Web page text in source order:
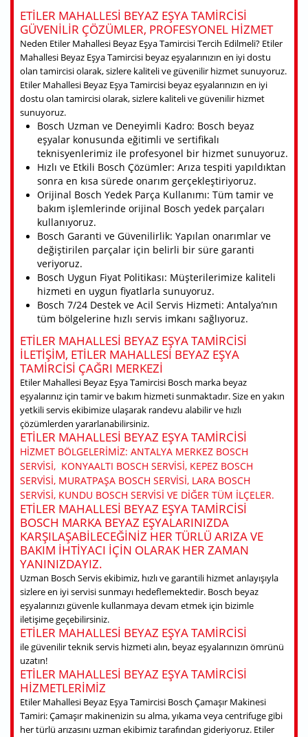
ETILER MAHALLESI BEYAZ EŞYA TAMIRCISI
GÜVENILIR ÇÖZÜMLER, PROFESYONEL HIZMET
Neden Etiler Mahallesi Beyaz Eşya Tamircisi Tercih Edilmeli? Etiler
Mahallesi Beyaz Eşya Tamircisi beyaz eşyalarınızın en iyi dostu
olan tamircisi olarak, sizlere kaliteli ve güvenilir hizmet sunuyoruz.
Etiler Mahallesi Beyaz Eşya Tamircisi beyaz eşyalarınızın en iyi
dostu olan tamircisi olarak, sizlere kaliteli ve güvenilir hizmet
sunuyoruz.
Bosch Uzman ve Deneyimli Kadro: Bosch beyaz
eşyalar konusunda eğitimli ve sertifikalı
teknisyenlerimiz ile profesyonel bir hizmet sunuyoruz.
Hızlı ve Etkili Bosch Çözümler: Arıza tespiti yapıldıktan
sonra en kısa sürede onarım gerçekleştiriyoruz.
Orijinal Bosch Yedek Parça Kullanımı: Tüm tamir ve
bakım işlemlerinde orijinal Bosch yedek parçaları
kullanıyoruz.
Bosch Garanti ve Güvenilirlik: Yapılan onarımlar ve
değiştirilen parçalar için belirli bir süre garanti
veriyoruz.
Bosch Uygun Fiyat Politikası: Müşterilerimize kaliteli
hizmeti en uygun fiyatlarla sunuyoruz.
Bosch 7/24 Destek ve Acil Servis Hizmeti: Antalya’nın
tüm bölgelerine hızlı servis imkanı sağlıyoruz.
ETILER MAHALLESI BEYAZ EŞYA TAMIRCISI
ILETIŞIM, ETILER MAHALLESI BEYAZ EŞYA
TAMIRCISI ÇAĞRI MERKEZI
Etiler Mahallesi Beyaz Eşya Tamircisi Bosch marka beyaz
eşyalarınız için tamir ve bakım hizmeti sunmaktadır. Size en yakın
yetkili servis ekibimize ulaşarak randevu alabilir ve hızlı
çözümlerden yararlanabilirsiniz.
ETILER MAHALLESI BEYAZ EŞYA TAMIRCISI
HIZMET BÖLGELERIMIZ: ANTALYA MERKEZ BOSCH
SERVISI, KONYAALTI BOSCH SERVISI, KEPEZ BOSCH
SERVISI, MURATPAŞA BOSCH SERVISI, LARA BOSCH
SERVISI, KUNDU BOSCH SERVISI VE DIĞER TÜM ILÇELER.
ETILER MAHALLESI BEYAZ EŞYA TAMIRCISI
BOSCH MARKA BEYAZ EŞYALARINIZDA
KARŞILAŞABILECEĞINIZ HER TÜRLÜ ARIZA VE
BAKIM IHTIYACI IÇIN OLARAK HER ZAMAN
YANINIZDAYIZ.
Uzman Bosch Servis ekibimiz, hızlı ve garantili hizmet anlayışıyla
sizlere en iyi servisi sunmayı hedeflemektedir. Bosch beyaz
eşyalarınızı güvenle kullanmaya devam etmek için bizimle
iletişime geçebilirsiniz.
ETILER MAHALLESI BEYAZ EŞYA TAMIRCISI
ile güvenilir teknik servis hizmeti alın, beyaz eşyalarınızın ömrünü
uzatın!
ETILER MAHALLESI BEYAZ EŞYA TAMIRCISI
HIZMETLERIMIZ
Etiler Mahallesi Beyaz Eşya Tamircisi Bosch Çamaşır Makinesi
Tamiri: Çamaşır makinenizin su alma, yıkama veya centrifuge gibi
her türlü arızasını uzman ekibimiz tarafından gideriyoruz. Etiler